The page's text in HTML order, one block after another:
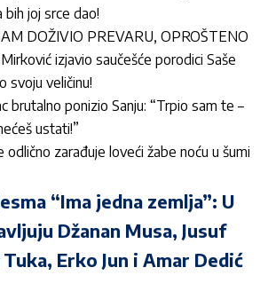
bih joj srce dao!
DOŽIVIO PREVARU, OPROŠTENO
Mirković izjavio saučešće porodici Saše
svoju veličinu!
brutalno ponizio Sanju: “Trpio sam te –
ustati!”
odlično zarađuje loveći žabe noću u šumi
“Ima jedna zemlja”: U
Džanan Musa, Jusuf
Erko Jun i Amar Dedić